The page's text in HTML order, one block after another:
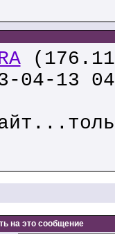
13
на это сообщение